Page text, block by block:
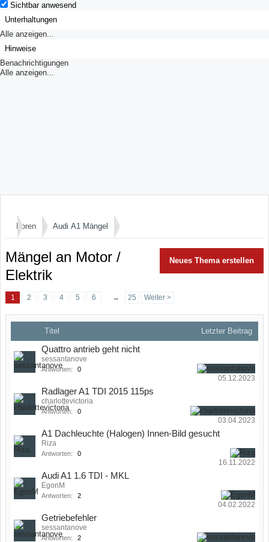
Sichtbar anwesend
Unterhaltungen
Alle anzeigen...
Hinweise
Benachrichtigungen
Alle anzeigen...
Foren Audi A1 Mängel
Neues Thema erstellen
Mängel an Motor /
Elektrik
1 2 3 4 5 6 → 25 Weiter >
Titel Letzter Beitrag
Quattro antrieb geht nicht
sessantanove
Antworten: 0
05.12.2023
Radlager A1 TDI 2015 115ps
charlottevictoria
Antworten: 0
03.04.2023
A1 Dachleuchte (Halogen) Innen-Bild gesucht
Riza
Antworten: 0
16.11.2022
Audi A1 1.6 TDI - MKL
EgonM
Antworten: 2
04.02.2022
Getriebefehler
sessantanove
Antworten: 2